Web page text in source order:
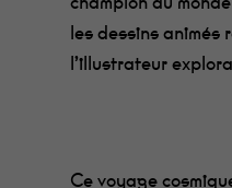
les dessins animés
l’illustrateur
Ce voyage